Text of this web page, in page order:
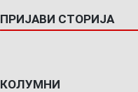
ПРИЈАВИ СТОРИЈА
КОЛУМНИ